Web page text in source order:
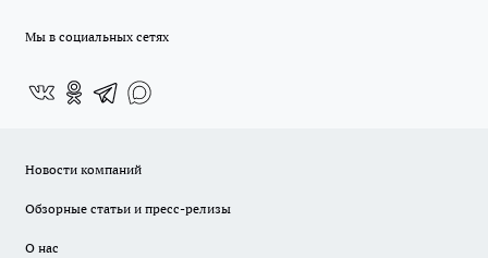
Мы в социальных сетях
Новости компаний
Обзорные статьи и пресс-релизы
О нас